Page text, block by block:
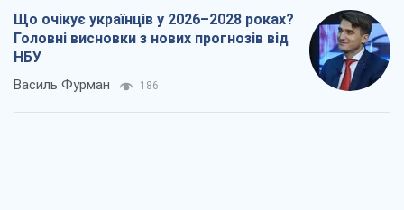
Що очікує українців у 2026–2028 роках?
Головні висновки з нових прогнозів від
НБУ
Василь Фурман 186